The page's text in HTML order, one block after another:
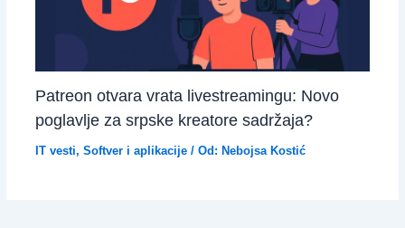
Patreon otvara vrata livestreamingu: Novo
poglavlje za srpske kreatore sadržaja?
IT vesti, Softver i aplikacije/ Od: Nebojsa Kostić